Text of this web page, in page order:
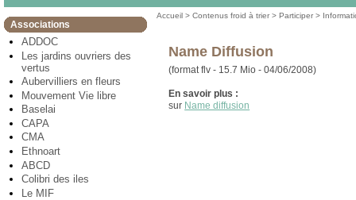
Associations
ADDOC
Les jardins ouvriers des
vertus
Aubervilliers en fleurs
Mouvement Vie libre
Baselai
CAPA
CMA
Ethnoart
ABCD
Colibri des iles
Le MIF
Accueil >Contenus froid à trier >Participer >
Name Diffusion
(format flv - 15.7 Mio - 04/06/2008)
En savoir plus :
sur Name diffusion